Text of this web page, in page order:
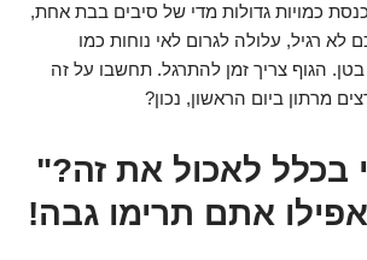
כמויות גדולות מדי של סיבים בבת אחת,
לא רגיל, עלולה לגרום לאי נוחות כמו
בטן. הגוף צריך זמן להתרגל. תחשבו על זה
מרתון ביום הראשון, נכון?
בכלל לאכול את זה?"